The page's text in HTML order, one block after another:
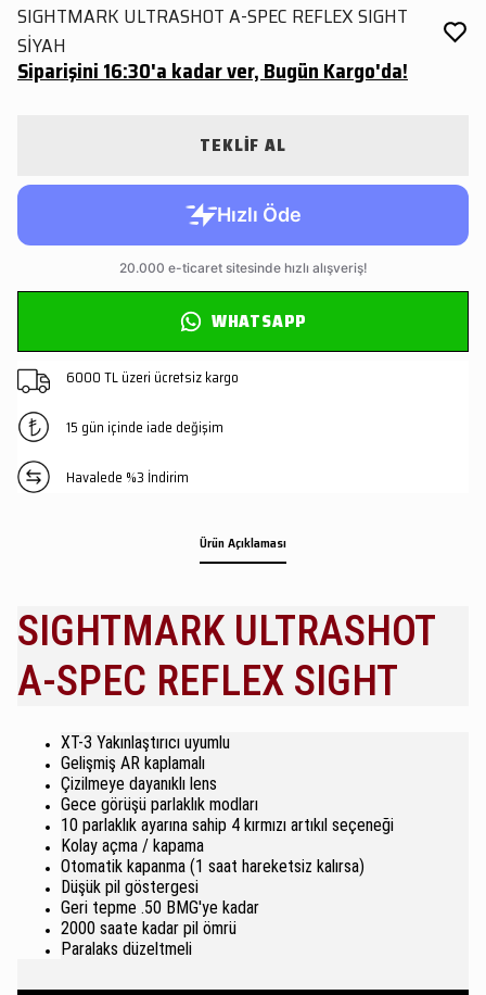
SIGHTMARK ULTRASHOT A-SPEC REFLEX SIGHT
SİYAH
Siparişini 16:30'a kadar ver, Bugün Kargo'da!
TEKLİF AL
WHATSAPP
6000 TL üzeri ücretsiz kargo
15 gün içinde iade değişim
Havalede %3 İndirim
Ürün Açıklaması
SIGHTMARK ULTRASHOT
A-SPEC REFLEX SIGHT
XT-3 Yakınlaştırıcı uyumlu
Gelişmiş AR kaplamalı
Çizilmeye dayanıklı lens
Gece görüşü parlaklık modları
10 parlaklık ayarına sahip 4 kırmızı artıkıl seçeneği
Kolay açma / kapama
Otomatik kapanma (1 saat hareketsiz kalırsa)
Düşük pil göstergesi
Geri tepme .50 BMG'ye kadar
2000 saate kadar pil ömrü
Paralaks düzeltmeli